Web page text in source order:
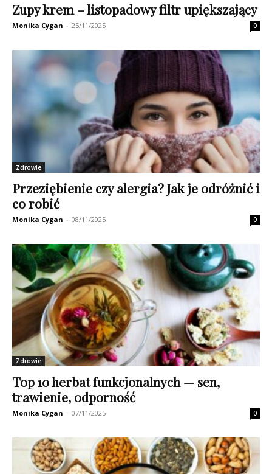
Zupy krem – listopadowy filtr upiększający
Monika Cygan - 25/11/2025 0
Zdrowie
Przeziębienie czy alergia? Jak je odróżnić i
co robić
Monika Cygan - 08/11/2025 0
Zdrowie
Top 10 herbat funkcjonalnych — sen,
trawienie, odporność
Monika Cygan - 07/11/2025 0